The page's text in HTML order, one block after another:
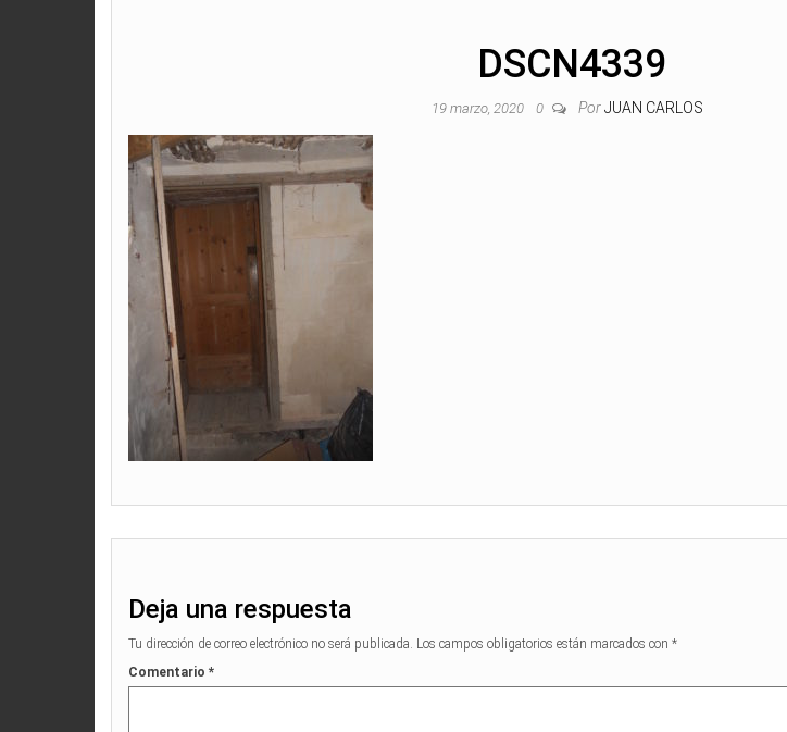
DSCN4339
19 marzo, 2020 0 Por JUAN CARLOS
Deja una respuesta
Tu dirección de correo electrónico no será publicada. Los campos obligatorios están marcados con *
Comentario *